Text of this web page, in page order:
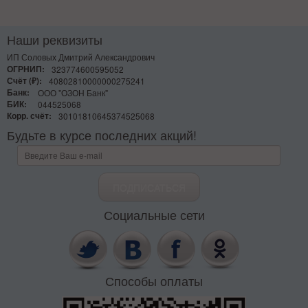
Наши реквизиты
ИП Соловых Дмитрий Александрович
ОГРНИП:
323774600595052
Счёт (₽):
40802810000000275241
Банк:
ООО "ОЗОН Банк"
БИК:
044525068
Корр. счёт:
30101810645374525068
Будьте в курсе последних акций!
Социальные сети
Способы оплаты